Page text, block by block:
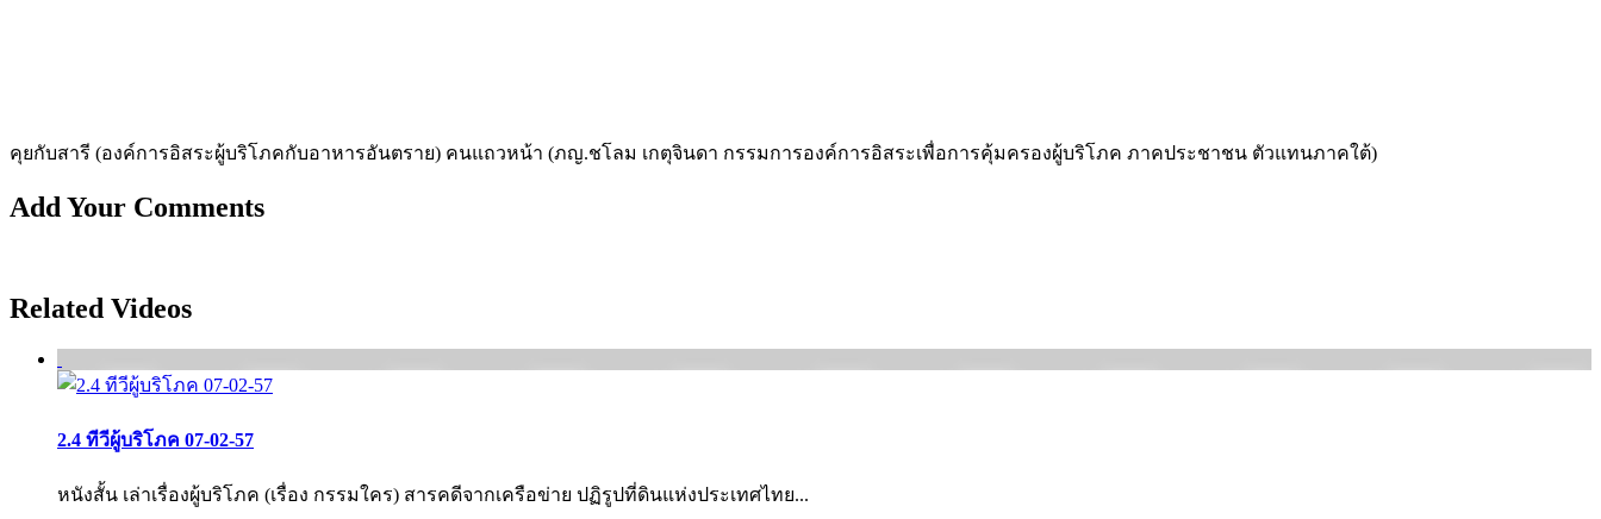
คุยกับสารี (องค์การอิสระผู้บริโภคกับอาหารอันตราย) คนแถวหน้า (ภญ.ชโลม เกตุจินดา กรรมการองค์การอิสระเพื่อการคุ้มครองผู้บร­ิโภค ภาคประชาชน ตัวแทนภาคใต้)
Add Your Comments
Related Videos
2.4 ทีวีผู้บริโภค 07-02-57
หนังสั้น เล่าเรื่องผู้บริโภค (เรื่อง กรรมใคร) สารคดีจากเครือข่าย ปฏิรูปที่ดินแห่งประเทศไทย...